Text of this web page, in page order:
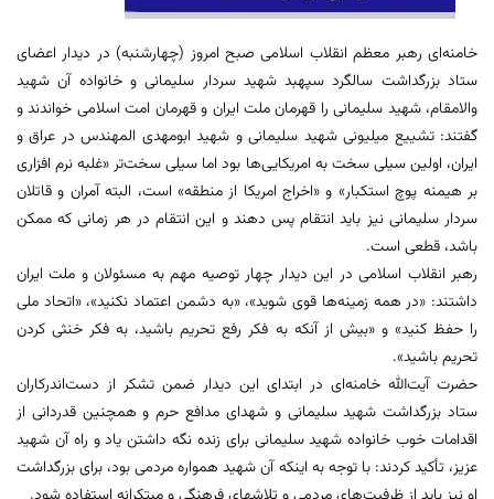
خامنه‌ای رهبر معظم انقلاب اسلامی صبح امروز (چهارشنبه) در دیدار اعضای
ستاد بزرگداشت سالگرد سپهبد شهید سردار سلیمانی و خانواده آن شهید
والامقام، شهید سلیمانی را قهرمان ملت ایران و قهرمان امت اسلامی خواندند و
گفتند: تشییع میلیونی شهید سلیمانی و شهید ابومهدی المهندس در عراق و
ایران، اولین سیلی سخت به امریکایی‌ها بود اما سیلی سخت‌تر «غلبه نرم افزاری
بر هیمنه پوچ استکبار» و «اخراج امریکا از منطقه» است، البته آمران و قاتلان
سردار سلیمانی نیز باید انتقام پس دهند و این انتقام در هر زمانی که ممکن
باشد، قطعی است.
رهبر انقلاب اسلامی در این دیدار چهار توصیه مهم به مسئولان و ملت ایران
داشتند: «در همه زمینه‌ها قوی شوید»، «به دشمن اعتماد نکنید»، «اتحاد ملی
را حفظ کنید» و «بیش از آنکه به فکر رفع تحریم باشید، به فکر خنثی کردن
تحریم باشید».
حضرت آیت‌الله خامنه‌ای در ابتدای این دیدار ضمن تشکر از دست‌اندرکاران
ستاد بزرگداشت شهید سلیمانی و شهدای مدافع حرم و همچنین قدردانی از
اقدامات خوب خانواده شهید سلیمانی برای زنده نگه داشتن یاد و راه آن شهید
عزیز، تأکید کردند: با توجه به اینکه آن شهید همواره مردمی بود، برای بزرگداشت